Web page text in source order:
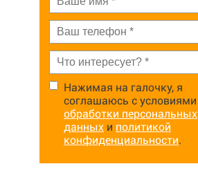
Нажимая на галочку, я
соглашаюсь с условиями
обработки персональных
данных и политикой
конфиденциальности.